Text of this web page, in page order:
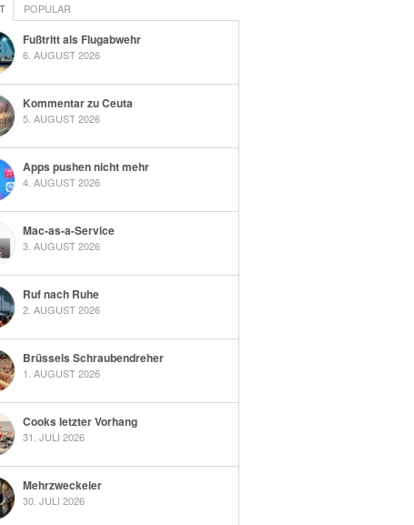
POPULAR
Fußtritt als Flugabwehr
6. AUGUST 2026
Kommentar zu Ceuta
5. AUGUST 2026
Apps pushen nicht mehr
4. AUGUST 2026
Mac-as-a-Service
3. AUGUST 2026
Ruf nach Ruhe
2. AUGUST 2026
Brüssels Schraubendreher
1. AUGUST 2026
Cooks letzter Vorhang
31. JULI 2026
Mehrzweckeier
30. JULI 2026